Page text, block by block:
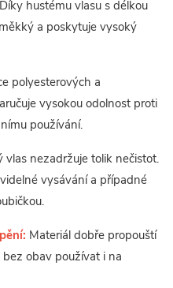
Díky hustému vlasu s délkou
a poskytuje vysoký
polyesterových a
vysokou odolnost proti
používání.
vlas nezadržuje tolik nečistot.
vysávání a případné
Materiál dobře propouští
obav používat i na